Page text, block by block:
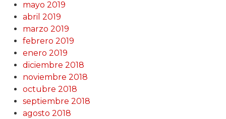
mayo 2019
abril 2019
marzo 2019
febrero 2019
enero 2019
diciembre 2018
noviembre 2018
octubre 2018
septiembre 2018
agosto 2018